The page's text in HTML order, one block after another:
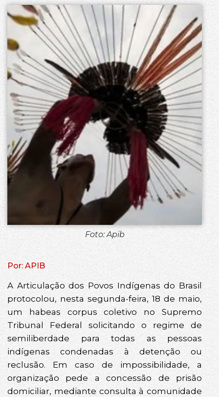
Foto: Apib
Por: APIB
A Articulação dos Povos Indígenas do Brasil
protocolou, nesta segunda-feira, 18 de maio,
um habeas corpus coletivo no Supremo
Tribunal Federal solicitando o regime de
semiliberdade para todas as pessoas
indígenas condenadas à detenção ou
reclusão. Em caso de impossibilidade, a
organização pede a concessão de prisão
domiciliar, mediante consulta à comunidade